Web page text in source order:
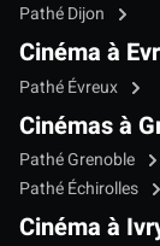
Pathé Dijon
Cinéma à
Pathé Évreux
Cinémas à
Pathé Grenoble
Pathé Échirolles
Cinéma à